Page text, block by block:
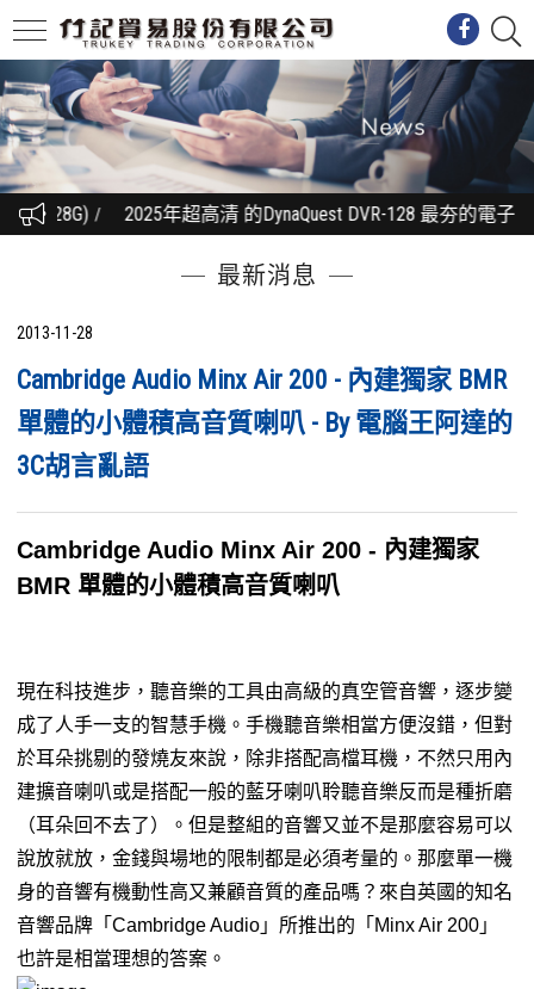
2025年超高清 的DynaQuest DVR-128 最夯的電子
最新消息
2013-11-28
Cambridge Audio Minx Air 200 - 內建獨家 BMR
單體的小體積高音質喇叭 - By 電腦王阿達的
3C胡言亂語
Cambridge Audio Minx Air 200 - 內建獨家
BMR 單體的小體積高音質喇叭
現在科技進步，聽音樂的工具由高級的真空管音響，逐步變
成了人手一支的智慧手機。手機聽音樂相當方便沒錯，但對
於耳朵挑剔的發燒友來說，除非搭配高檔耳機，不然只用內
建擴音喇叭或是搭配一般的藍牙喇叭聆聽音樂反而是種折磨
（耳朵回不去了）。但是整組的音響又並不是那麼容易可以
說放就放，金錢與場地的限制都是必須考量的。那麼單一機
身的音響有機動性高又兼顧音質的產品嗎？來自英國的知名
音響品牌「Cambridge Audio」所推出的「Minx Air 200」
也許是相當理想的答案。